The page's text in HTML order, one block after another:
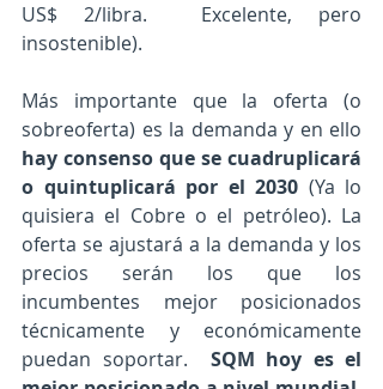
US$ 2/libra.  Excelente, pero
insostenible).
Más importante que la oferta (o
hay consenso que se cuadruplicará
o quintuplicará por el 2030 (Ya lo
quisiera el Cobre o el petróleo). La
oferta se ajustará a la demanda y los
precios serán los que los
incumbentes mejor posicionados
técnicamente y económicamente
puedan soportar. SQM hoy es el